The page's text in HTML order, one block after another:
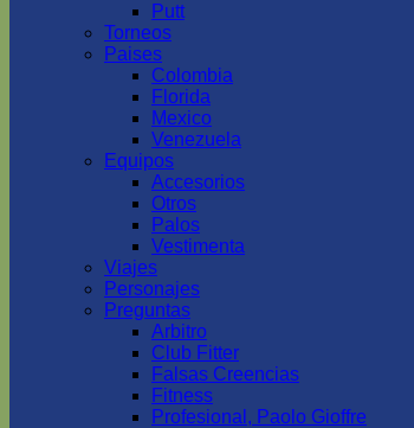
Putt
Torneos
Paises
Colombia
Florida
Mexico
Venezuela
Equipos
Accesorios
Otros
Palos
Vestimenta
Viajes
Personajes
Preguntas
Arbitro
Club Fitter
Falsas Creencias
Fitness
Profesional, Paolo Gioffre